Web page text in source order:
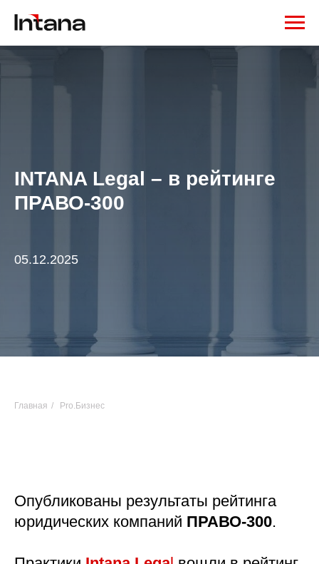
INTANA Legal – в рейтинге
ПРАВО-300
05.12.2025
Главная / Pro.Бизнес
Опубликованы результаты рейтинга
юридических компаний ПРАВО-300.